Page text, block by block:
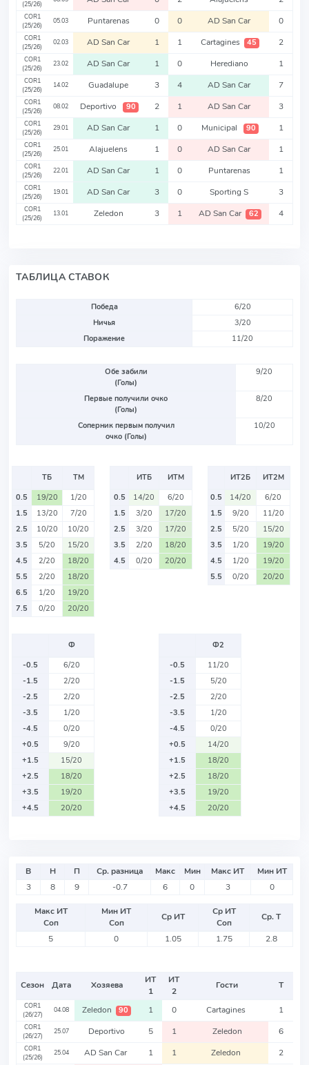
(25/26)
COR1
(25/26)
05.03 Puntarenas 0 0 AD San Car 0
COR1
(25/26)
02.03 AD San Car 1 1 Cartagines 45 2
COR1
(25/26)
23.02 AD San Car 1 0 Herediano 1
COR1
(25/26)
14.02 Guadalupe 3 4 AD San Car 7
COR1
(25/26)
08.02 Deportivo 90 2 1 AD San Car 3
COR1
(25/26)
29.01 AD San Car 1 0 Municipal 90 1
COR1
(25/26)
25.01 Alajuelens 1 0 AD San Car 1
COR1
(25/26)
22.01 AD San Car 1 0 Puntarenas 1
COR1
(25/26)
19.01 AD San Car 3 0 Sporting S 3
COR1
(25/26)
13.01 Zeledon 3 1 AD San Car 62 4
ТАБЛИЦА СТАВОК
Победа
6/20
Ничья
3/20
Поражение
11/20
Обе забили
(Голы)
9/20
Первые получили очко
(Голы)
8/20
Соперник первым получил
очко (Голы)
10/20
ТБ
ТМ
0.5
19/20
1/20
1.5
13/20
7/20
2.5
10/20
10/20
3.5
5/20
15/20
4.5
2/20
18/20
5.5
2/20
18/20
6.5
1/20
19/20
7.5
0/20 20/20
ИТБ
ИТМ
0.5
14/20
6/20
1.5
3/20
17/20
2.5
3/20
17/20
3.5
2/20
18/20
4.5
0/20 20/20
ИТ2Б
ИТ2М
0.5
14/20
6/20
1.5
9/20
11/20
2.5
5/20
15/20
3.5
1/20
19/20
4.5
1/20
19/20
5.5
0/20 20/20
Ф
-0.5
6/20
-1.5
2/20
-2.5
2/20
-3.5
1/20
-4.5
0/20
+0.5
9/20
+1.5
15/20
+2.5
18/20
+3.5
19/20
+4.5
20/20
Ф2
-0.5
11/20
-1.5
5/20
-2.5
2/20
-3.5
1/20
-4.5
0/20
+0.5
14/20
+1.5
18/20
+2.5
18/20
+3.5
19/20
+4.5
20/20
В Н П Ср. разница Макс Мин Макс ИТ
Мин ИТ
3
8 9 -0.7 6 0 3 0
Макс ИТ
Соп
Мин ИТ
Соп
Ср ИТ
Ср ИТ
Соп
Ср. Т
5
0 1.05 1.75 2.8
Сезон Дата Хозяева
ИТ
1
ИТ
2
Гости Т
COR1
(26/27)
04.08 Zeledon 90 1 0 Cartagines 1
COR1
(26/27)
25.07 Deportivo 5 1 Zeledon 6
COR1
(25/26)
25.04 AD San Car 1 1 Zeledon 2